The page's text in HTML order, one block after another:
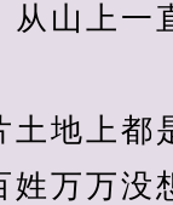
从山上一
地上都
姓万万没